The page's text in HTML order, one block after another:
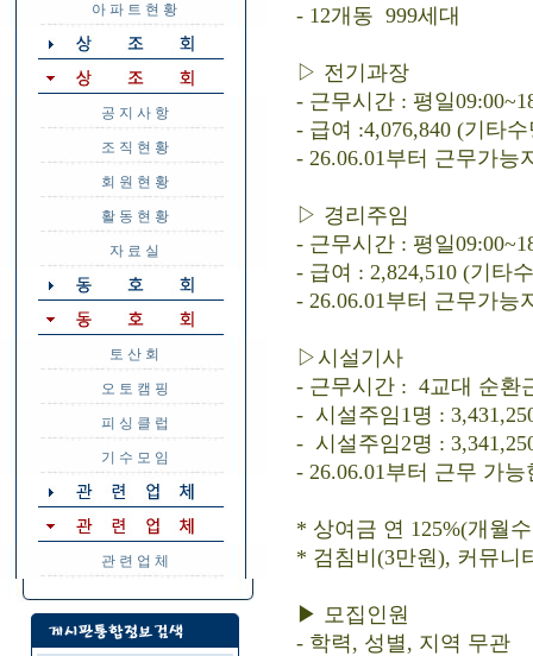
아 파 트 현 황
공 지 사 항
조 직 현 황
회 원 현 황
활 동 현 황
자 료 실
토 산 회
오 토 캠 핑
피 싱 클 럽
기 수 모 임
관 련 업 체
- 12개동 999세대
▷ 전기과장
- 근무시간 : 평일
- 급여 :4,076,840 (기타
- 26.06.01부터 근무가능
▷ 경리주임
- 근무시간 : 평일
- 급여 : 2,824,510 (기타
- 26.06.01부터 근무가능
▷시설기사
- 근무시간 : 4교대 순환
- 시설주임1명 :
- 시설주임2명 :
- 26.06.01부터 근무 가능
* 상여금 연 125%(개월
* 검침비(3만원), 커뮤니
▶ 모집인원
- 학력, 성별, 지역 무관